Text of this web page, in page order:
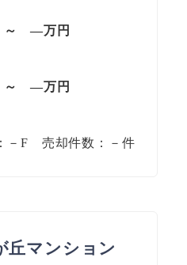
—万円
—万円
－F 売却件数：－件
丘マンション